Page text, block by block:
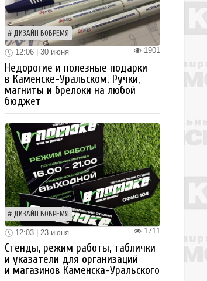
ДИЗАЙН ВОВРЕМЯ
1901
12:06 | 30 июня
Недорогие и полезные подарки
в Каменске-Уральском. Ручки,
магниты и брелоки на любой
бюджет
ДИЗАЙН ВОВРЕМЯ
1711
12:03 | 23 июня
Стенды, режим работы, таблички
и указатели для организаций
и магазинов Каменска-Уральского